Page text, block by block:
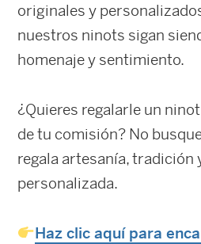
originales y
nuestros ninots sigan
homenaje y sentimiento.
¿Quieres regalarle un
de tu comisión? No
regala artesanía, tradición
personalizada.
Haz clic aquí para